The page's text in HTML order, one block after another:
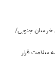
خراسان جنوبی/
سلامت قرار